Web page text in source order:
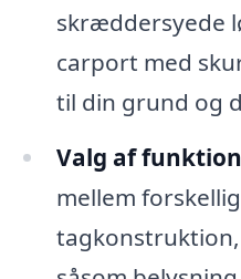
skræddersyede
carport med
til din grund og
Valg af
mellem